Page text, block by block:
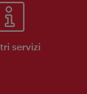
servizi